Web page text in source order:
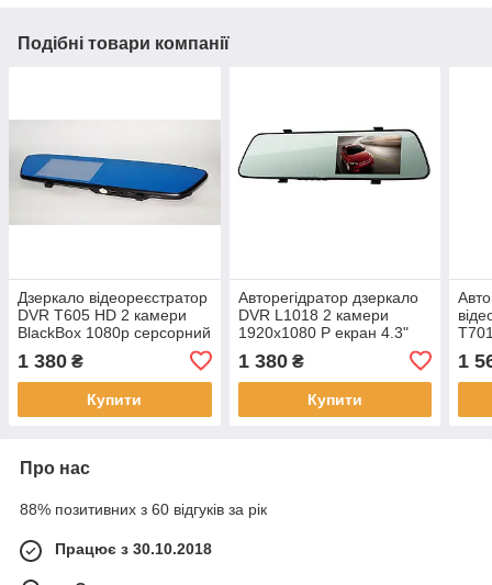
Подібні товари компанії
Дзеркало відеореєстратор
DVR T605 HD 2 камери
BlackBox 1080p серсорний
1 380 ₴
Купити
Авторегідратор дзеркало
DVR L1018 2 камери
1920x1080 P екран 4.3"
1 380₴
Купити
Full
1
Про нас
88% позитивних з 60 відгуків за рік
Працює з 30.10.2018